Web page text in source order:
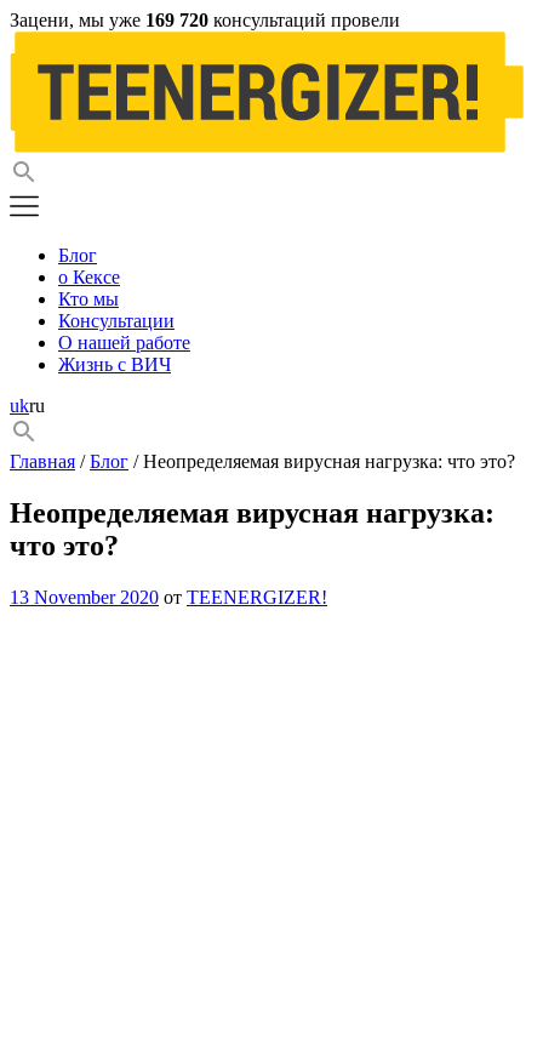
Зацени, мы уже 169 720 консультаций провели
Блог
о Кексе
Кто мы
Консультации
О нашей работе
Жизнь с ВИЧ
ukru
Главная /Блог / Неопределяемая вирусная нагрузка: что это?
Неопределяемая вирусная нагрузка:
что это?
13 November 2020 от TEENERGIZER!